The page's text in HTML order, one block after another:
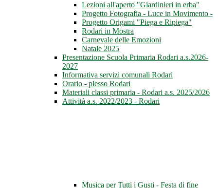
Lezioni all'aperto "Giardinieri in erba"
Progetto Fotografia - Luce in Movimento -
Progetto Origami "Piega e Ripiega"
Rodari in Mostra
Carnevale delle Emozioni
Natale 2025
Presentazione Scuola Primaria Rodari a.s.2026-
2027
Informativa servizi comunali Rodari
Orario - plesso Rodari
Materiali classi primaria - Rodari a.s. 2025/2026
Attività a.s. 2022/2023 - Rodari
Musica per Tutti i Gusti - Festa di fine